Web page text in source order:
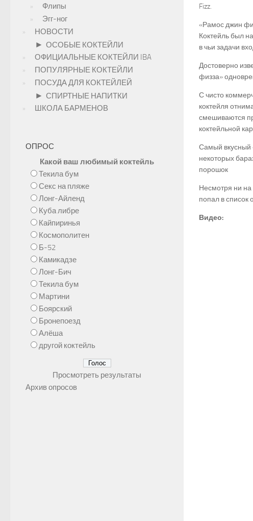
Fizz.
«Рамос джин
Коктейль был
в чьи задачи
Достоверно
физза»
С чисто
коктейля
смешиваются
коктейльной
Самый вкусный
некоторых
порошок
Несмотря ни на
попал в
Видео:
Флипы
Эгг-ног
НОВОСТИ
► ОСОБЫЕ КОКТЕЙЛИ
ОФИЦИАЛЬНЫЕ КОКТЕЙЛИ IBA
ПОПУЛЯРНЫЕ КОКТЕЙЛИ
ПОСУДА ДЛЯ КОКТЕЙЛЕЙ
► СПИРТНЫЕ НАПИТКИ
ШКОЛА БАРМЕНОВ
ОПРОС
Какой ваш любимый коктейль
Текила бум
Секс на пляже
Лонг-Айленд
Куба либре
Кайпиринья
Космополитен
Б-52
Камикадзе
Лонг-Бич
Текила бум
Мартини
Боярский
Бронепоезд
Алёша
другой коктейль
Просмотреть результаты
Архив опросов